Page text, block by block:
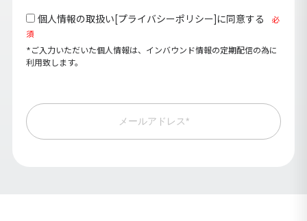
個人情報の取扱い[プライバシーポリシー]に同意する
必
須
*ご入力いただいた個人情報は、インバウンド情報の定期配信の為に
利用致します。
メールアドレス*